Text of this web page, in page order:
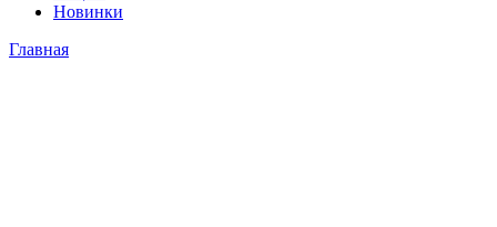
Новинки
Главная